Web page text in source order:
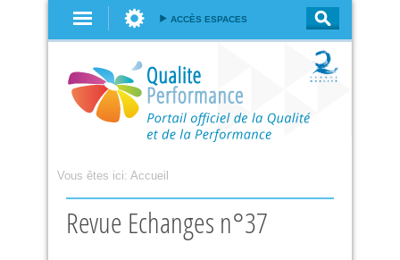
ACCÈS ESPACES
Vous êtes ici: Accueil
Revue Echanges n°37